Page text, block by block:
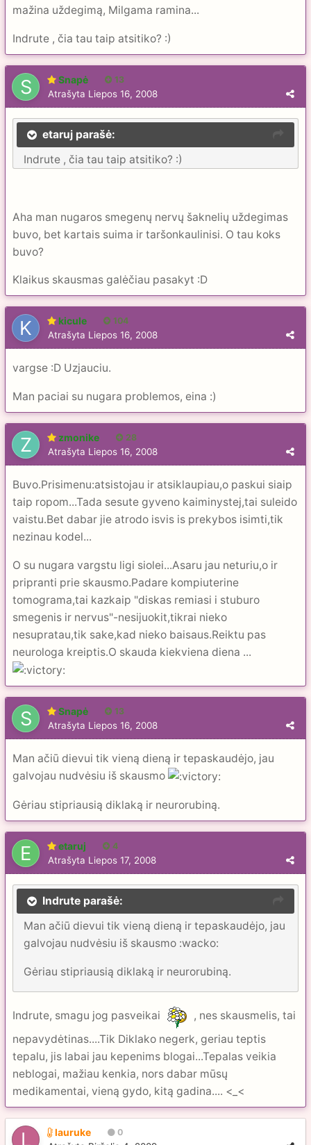
mažina uždegimą, Milgama ramina...
Indrute , čia tau taip atsitiko? :)
Snapė 13
Atrašyta Liepos 16, 2008
etaruj parašė:
Indrute , čia tau taip atsitiko? :)
Aha man nugaros smegenų nervų šaknelių uždegimas
buvo, bet kartais suima ir taršonkaulinisi. O tau koks
buvo?
Klaikus skausmas galėčiau pasakyt :D
kicule 104
Atrašyta Liepos 16, 2008
vargse :D Uzjauciu.
Man paciai su nugara problemos, eina :)
zmonike 28
Atrašyta Liepos 16, 2008
Buvo.Prisimenu:atsistojau ir atsiklaupiau,o paskui siaip
taip ropom...Tada sesute gyveno kaiminystej,tai suleido
vaistu.Bet dabar jie atrodo isvis is prekybos isimti,tik
nezinau kodel...
O su nugara vargstu ligi siolei...Asaru jau neturiu,o ir
pripranti prie skausmo.Padare kompiuterine
tomograma,tai kazkaip "diskas remiasi i stuburo
smegenis ir nervus"-nesijuokit,tikrai nieko
nesupratau,tik sake,kad nieko baisaus.Reiktu pas
neurologa kreiptis.O skauda kiekviena diena ...
Snapė 13
Atrašyta Liepos 16, 2008
Man ačiū dievui tik vieną dieną ir tepaskaudėjo, jau
galvojau nudvėsiu iš skausmo
Gėriau stipriausią diklaką ir neurorubiną.
etaruj 4
Atrašyta Liepos 17, 2008
Indrute parašė:
Man ačiū dievui tik vieną dieną ir tepaskaudėjo, jau
galvojau nudvėsiu iš skausmo :wacko:
Gėriau stipriausią diklaką ir neurorubiną.
Indrute, smagu jog pasveikai
, nes skausmelis, tai
nepavydėtinas....Tik Diklako negerk, geriau teptis
tepalu, jis labai jau kepenims blogai...Tepalas veikia
neblogai, mažiau kenkia, nors dabar mūsų
medikamentai, vieną gydo, kitą gadina.... <_<
lauruke 0